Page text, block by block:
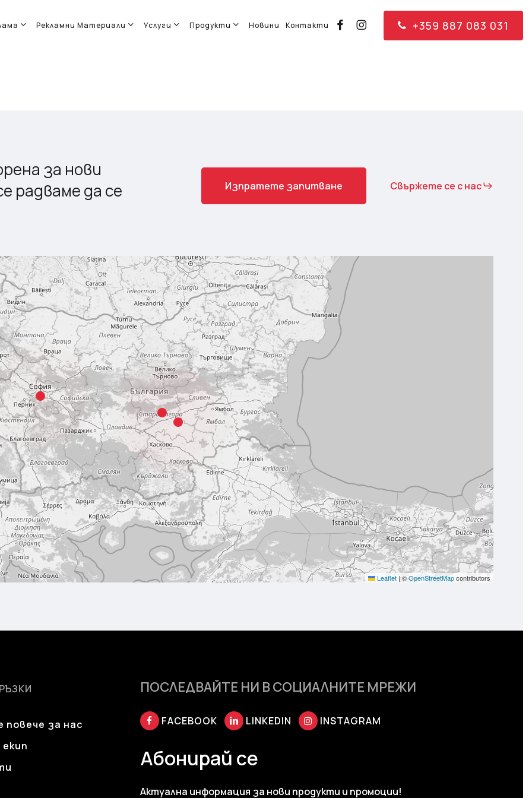
Рекламни Материали Услуги Продукти Новини Контакти facebookinstagram +359 887 083 031
за нови
радваме да се
Изпратете запитване Свържете се с нас
Leaflet |©OpenStreetMapcontributors
повече за нас
ПОСЛЕДВАЙТЕ НИ В СОЦИАЛНИТЕ МРЕЖИ
FACEBOOK LINKEDIN INSTAGRAM
Абонирай се
Актуална информация за нови продукти и промоции!